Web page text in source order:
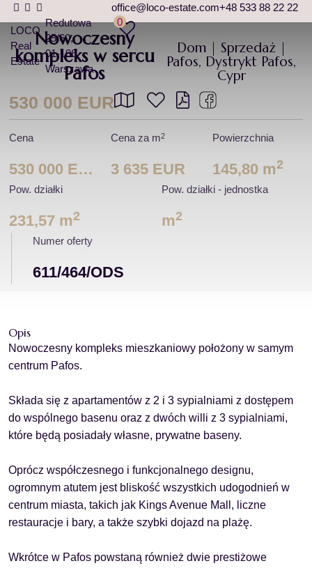
LOCO
Real
Estate
Redutowa
25/60
01-106
Warszawa
office@loco-estate.com+48 533 88 22 22
0
Nowoczesny
kompleks w sercu
Pafos
Dom | Sprzedaż |
Pafos, Dystrykt Pafos,
Cypr
530 000 EUR
Cena
530 000 EUR
Cena za m2
3 635 EUR
Powierzchnia
145,80 m2
Pow. działki
231,57 m2
Pow. działki - jednostka
m2
Numer oferty
611/464/ODS
Opis
Nowoczesny kompleks mieszkaniowy położony w samym
centrum Pafos.
Składa się z apartamentów z 2 i 3 sypialniami z dostępem
do wspólnego basenu oraz z dwóch willi z 3 sypialniami,
które będą posiadały własne, prywatne baseny.
Oprócz współczesnego i funkcjonalnego designu,
ogromnym atutem jest bliskość wszystkich udogodnień w
centrum miasta, takich jak Kings Avenue Mall, liczne
restauracje i bary, a także szybki dojazd na plażę.
Wkrótce w Pafos powstaną również dwie prestiżowe